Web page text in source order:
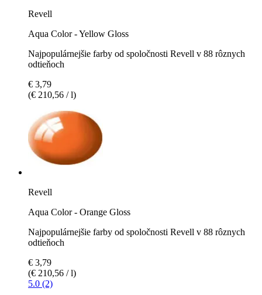
Revell
Aqua Color - Yellow Gloss
Najpopulárnejšie farby od spoločnosti Revell v 88 rôznych
odtieňoch
€ 3,79
(€ 210,56 / l)
Revell
Aqua Color - Orange Gloss
Najpopulárnejšie farby od spoločnosti Revell v 88 rôznych
odtieňoch
€ 3,79
(€ 210,56 / l)
5.0 (2)